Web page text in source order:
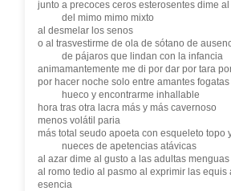
junto a precoces ceros esterosentes dime
del mimo mimo mixto
al desmelar los senos
o al trasvestirme de ola de sótano de
de pájaros que lindan con la infancia
animamantemente me di por dar por tara
por hacer noche solo entre amantes
hueco y encontrarme inhallable
hora tras otra lacra más y más cavernoso
menos volátil paria
más total seudo apoeta con esqueleto topo
nueces de apetencias atávicas
al azar dime al gusto a las adultas
al romo tedio al pasmo al exprimir las equis
esencia